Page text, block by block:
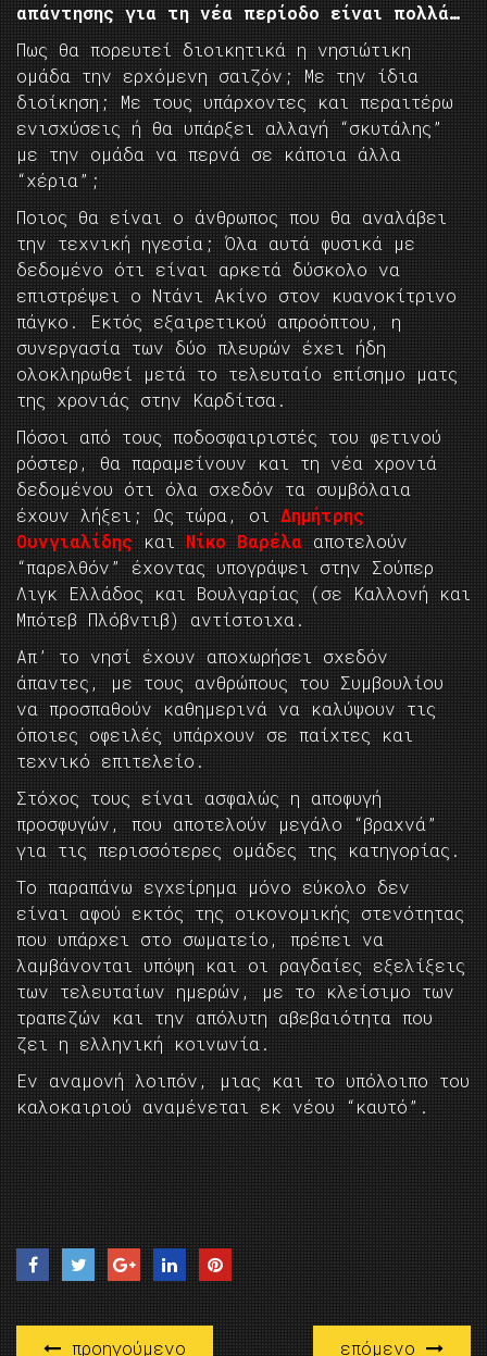
απάντησης για τη νέα περίοδο είναι πολλά…
Πως θα πορευτεί διοικητικά η νησιώτικη
ομάδα την ερχόμενη σαιζόν; Με την ίδια
διοίκηση; Με τους υπάρχοντες και περαιτέρω
ενισχύσεις ή θα υπάρξει αλλαγή “σκυτάλης”
με την ομάδα να περνά σε κάποια άλλα
“χέρια”;
Ποιος θα είναι ο άνθρωπος που θα αναλάβει
την τεχνική ηγεσία; Όλα αυτά φυσικά με
δεδομένο ότι είναι αρκετά δύσκολο να
επιστρέψει ο Ντάνι Ακίνο στον κυανοκίτρινο
πάγκο. Εκτός εξαιρετικού απροόπτου, η
συνεργασία των δύο πλευρών έχει ήδη
ολοκληρωθεί μετά το τελευταίο επίσημο ματς
της χρονιάς στην Καρδίτσα.
Πόσοι από τους ποδοσφαιριστές του φετινού
ρόστερ, θα παραμείνουν και τη νέα χρονιά
δεδομένου ότι όλα σχεδόν τα συμβόλαια
έχουν λήξει; Ως τώρα, οι Δημήτρης
Ουνγιαλίδης και Νίκο Βαρέλα αποτελούν
“παρελθόν” έχοντας υπογράψει στην Σούπερ
Λιγκ Ελλάδος και Βουλγαρίας (σε Καλλονή και
Μπότεβ Πλόβντιβ) αντίστοιχα.
Απ’ το νησί έχουν αποχωρήσει σχεδόν
άπαντες, με τους ανθρώπους του Συμβουλίου
να προσπαθούν καθημερινά να καλύψουν τις
όποιες οφειλές υπάρχουν σε παίχτες και
τεχνικό επιτελείο.
Στόχος τους είναι ασφαλώς η αποφυγή
προσφυγών, που αποτελούν μεγάλο “βραχνά”
για τις περισσότερες ομάδες της κατηγορίας.
Το παραπάνω εγχείρημα μόνο εύκολο δεν
είναι αφού εκτός της οικονομικής στενότητας
που υπάρχει στο σωματείο, πρέπει να
λαμβάνονται υπόψη και οι ραγδαίες εξελίξεις
των τελευταίων ημερών, με το κλείσιμο των
τραπεζών και την απόλυτη αβεβαιότητα που
ζει η ελληνική κοινωνία.
Εν αναμονή λοιπόν, μιας και το υπόλοιπο του
καλοκαιριού αναμένεται εκ νέου “καυτό”.
προηγούμενο επόμενο